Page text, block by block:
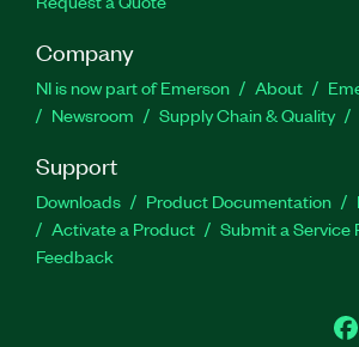
Company
NI is now part of Emerson About
Newsroom
Supply Chain & Quality
Support
Downloads Product Documentation
Activate a Product
Submit a Service
Feedback